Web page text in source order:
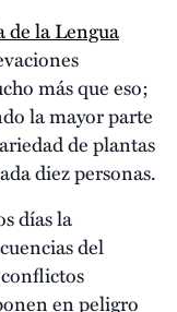
de la Lengua
más que eso;
la mayor parte
de plantas
diez personas.
días la
del
en peligro